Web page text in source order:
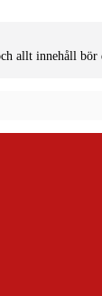
allt innehåll bör